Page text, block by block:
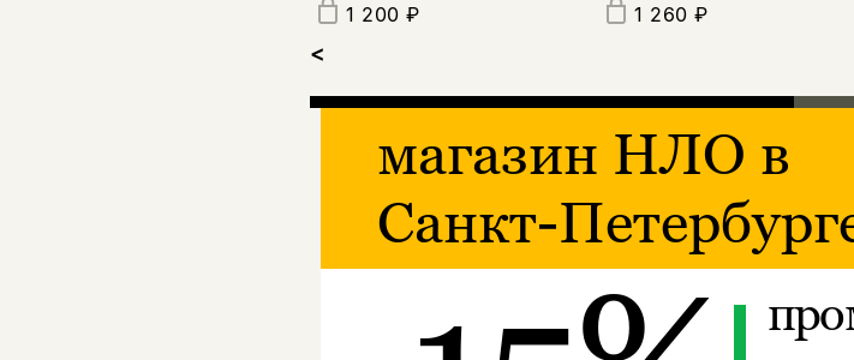
1 200 ₽ 1 260 ₽
<
магазин НЛО в
Санкт-